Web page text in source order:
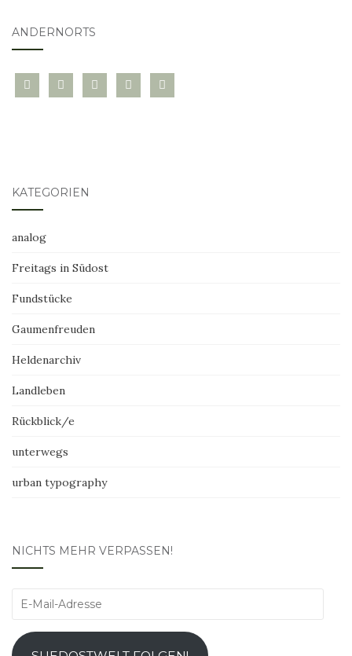
ANDERNORTS
bloglovininstagramtwitter pinterest
mail
KATEGORIEN
analog
Freitags in Südost
Fundstücke
Gaumenfreuden
Heldenarchiv
Landleben
Rückblick/e
unterwegs
urban typography
NICHTS MEHR VERPASSEN!
E-
Adresse